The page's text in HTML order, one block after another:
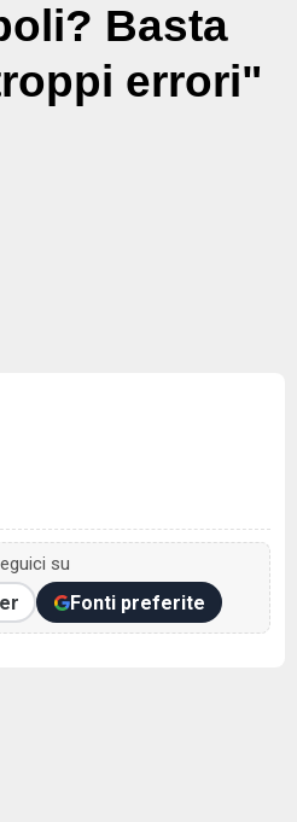
Basta
errori"
su
Fonti preferite